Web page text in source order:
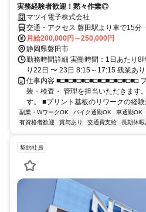
実務経験者歓迎！黙々作業◎
マツイ電子株式会社
交通・アクセス 磐田駅より車で15分
月給200,000円～250,000円
静岡県磐田市
勤務時間詳細 実働時間：1日あたり8
り22日 〜 23日 8:15～17:15 残業あり
仕事内容 ■□■□■□■□■□■□■□■□■□■□
装・検査・ 管理を担当いただきます
す。 ■プリント基板のリワークの経
副業・WワークOK バイク通勤OK 車通勤OK
有資格者歓迎
賞与あり 交通費支給 長期休暇
契約社員